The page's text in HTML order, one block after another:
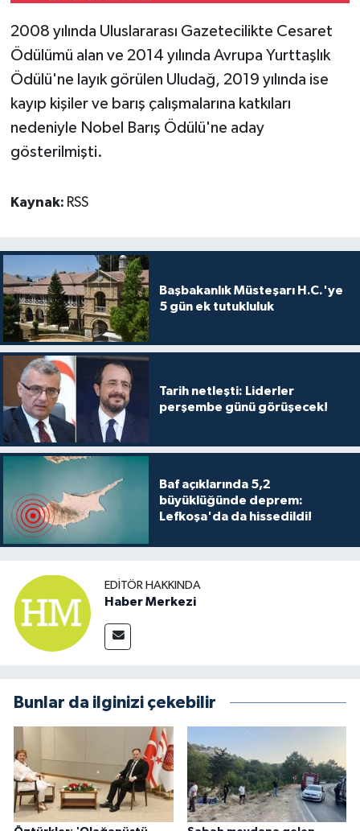
2008 yılında Uluslararası Gazetecilikte Cesaret
Ödülümü alan ve 2014 yılında Avrupa Yurttaşlık
Ödülü'ne layık görülen Uludağ, 2019 yılında ise
kayıp kişiler ve barış çalışmalarına katkıları
nedeniyle Nobel Barış Ödülü'ne aday
gösterilmişti.
Kaynak: RSS
Başbakanlık Müsteşarı H.C.'ye
5 gün ek tutukluluk
Tarih netleşti: Liderler
perşembe günü görüşecek!
Baf açıklarında 5,2
büyüklüğünde deprem:
Lefkoşa'da da hissedildi!
EDITÖR HAKKINDA
Haber Merkezi
Bunlar da ilginizi çekebilir
TATLISU
TEKNOLOJİ
TİCARET
YAŞAM